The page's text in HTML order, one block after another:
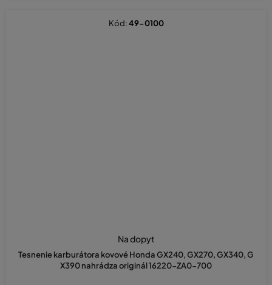
Tesnenie karburátora kovové Honda GX240, GX270, GX340, G
X390 nahrádza originál 16220-ZA0-700
Na dopyt
Kód:49-0100